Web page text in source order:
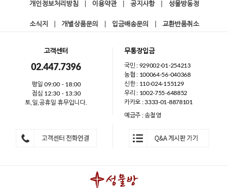
개인정보처리방침 이용약관 공지사항 성물방동정
소식지 개별상품문의 입금배송문의 교환반품취소
고객센터
02.447.7396
평일 09:00 - 18:00
점심 12:30 - 13:30
토,일,공휴일 휴무입니다.
무통장입금
국민 : 929002-01-254213
농협 : 100064-56-040368
신한 : 110-024-155129
우리 : 1002-755-648852
카카오 : 3333-01-8878101
예금주 : 송철영